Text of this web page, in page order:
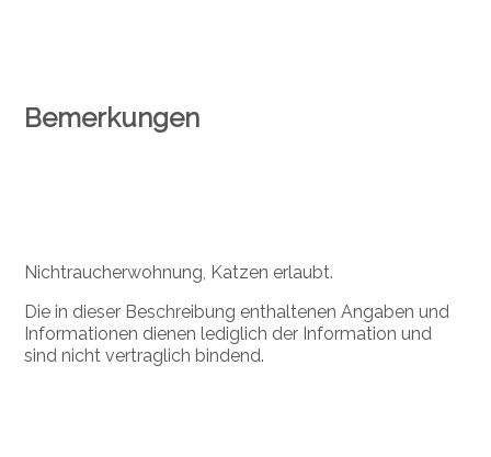
Bemerkungen
Nichtraucherwohnung, Katzen erlaubt.
Die in dieser Beschreibung enthaltenen Angaben und
Informationen dienen lediglich der Information und
sind nicht vertraglich bindend.